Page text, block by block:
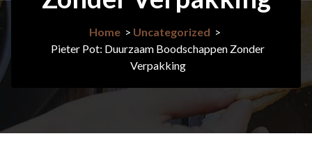
Home > Uncategorized >
Pieter Pot: Duurzaam Boodschappen Zonder
Verpakking
1jun